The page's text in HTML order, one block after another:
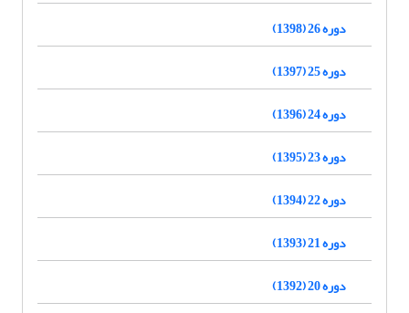
دوره 26 (1398)
دوره 25 (1397)
دوره 24 (1396)
دوره 23 (1395)
دوره 22 (1394)
دوره 21 (1393)
دوره 20 (1392)